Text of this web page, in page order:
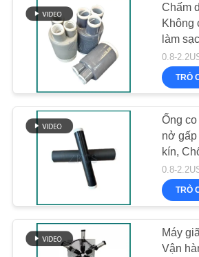
Máy mở rộng
Máy cuộn
Chấm
Không
làm
áp cao
TRÒ
Ống
nở gấp
kín,
Ozone
viễn
TRÒ
Máy
Vận